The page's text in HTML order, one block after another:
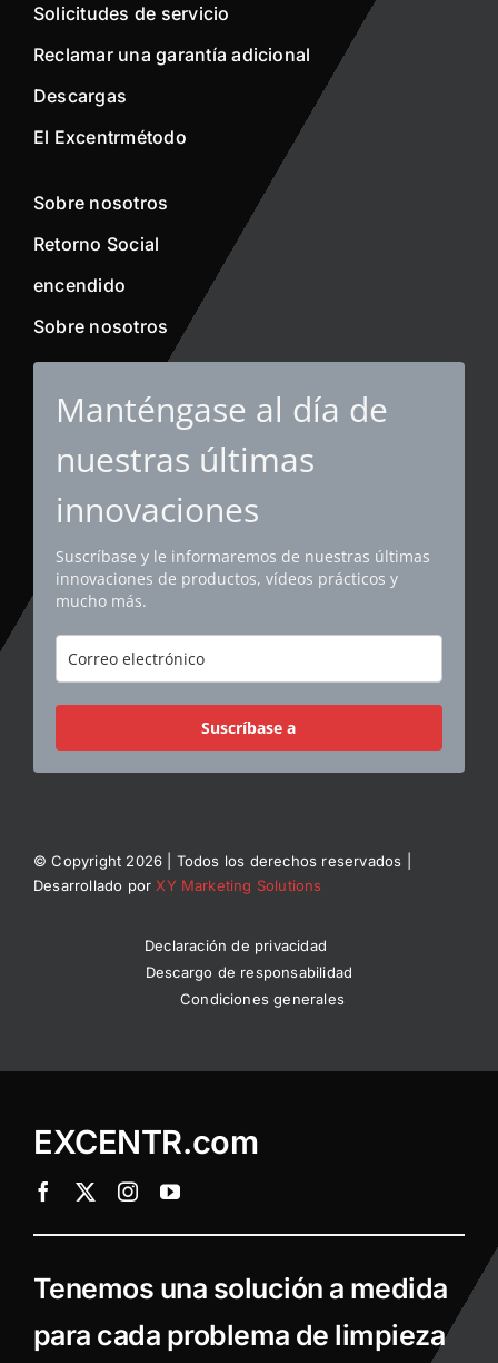
Solicitudes de servicio
Reclamar una garantía adicional
Descargas
El Excentrmétodo
Sobre nosotros
Retorno Social
encendido
Sobre nosotros
Manténgase al día de
nuestras últimas
innovaciones
Suscríbase y le informaremos de nuestras últimas
innovaciones de productos, vídeos prácticos y
mucho más.
Suscríbase a
© Copyright 2026 | Todos los derechos reservados |
Desarrollado por XY Marketing Solutions
Declaración de privacidad
Descargo de responsabilidad
Condiciones generales
EXCENTR.com
Tenemos una solución a medida
para cada problema de limpieza